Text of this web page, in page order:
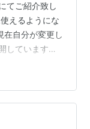
てご紹介致し
えるようにな
在自分が変更し
していますの
ので、文章で
らをポチっと
▼K2Airのご